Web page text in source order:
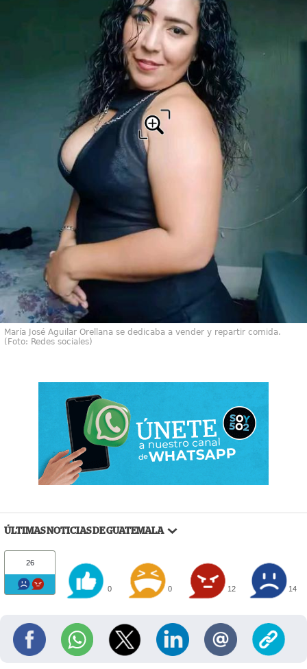
María José Aguilar Orellana se dedicaba a vender y repartir comida.
(Foto: Redes sociales)
ÚLTIMAS NOTICIAS DE GUATEMALA
26
0 0 12 14